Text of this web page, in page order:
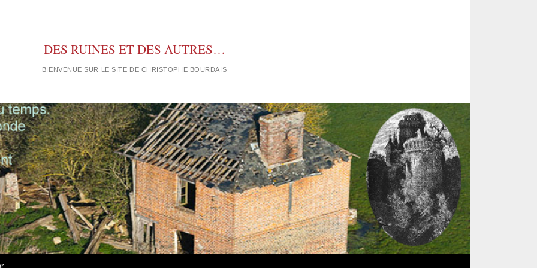
DES RUINES ET DES AUTRES…
BIENVENUE SUR LE SITE DE CHRISTOPHE BOURDAIS